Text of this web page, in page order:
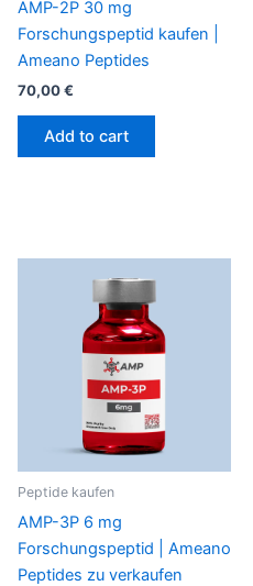
AMP-2P 30 mg
Forschungspeptid kaufen |
Ameano Peptides
70,00€
Add to cart
Peptide kaufen
AMP-3P 6 mg
Forschungspeptid | Ameano
Peptides zu verkaufen